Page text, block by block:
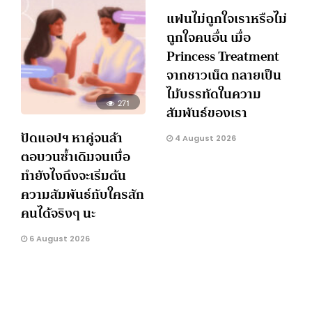
271
ปัดแอปฯ หาคู่จนล้า
ตอบวนซ้ำเดิมจนเบื่อ
ทำยังไงถึงจะเริ่มต้น
ความสัมพันธ์กับใครสัก
คนได้จริงๆ นะ
6 August 2026
แฟนไม่ถูกใจเราหรือไม่
ถูกใจคนอื่น เมื่อ
Princess Treatment
จากชาวเน็ต กลายเป็น
ไม้บรรทัดในความ
สัมพันธ์ของเรา
4 August 2026